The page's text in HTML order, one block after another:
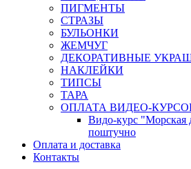
ПИГМЕНТЫ
СТРАЗЫ
БУЛЬОНКИ
ЖЕМЧУГ
ДЕКОРАТИВНЫЕ
НАКЛЕЙКИ
ТИПСЫ
ТАРА
ОПЛАТА ВИДЕО-КУРСОВ
Видо-курс "Морская
поштучно
Оплата и доставка
Контакты